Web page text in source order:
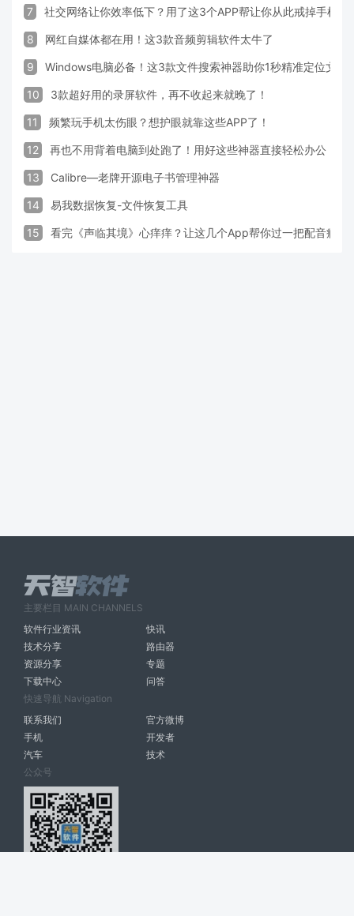
7 社交网络让你效率低下？用了这3个APP帮让你从此戒掉手机！
8 网红自媒体都在用！这3款音频剪辑软件太牛了
9 Windows电脑必备！这3款文件搜索神器助你1秒精准定位文件
10 3款超好用的录屏软件，再不收起来就晚了！
11 频繁玩手机太伤眼？想护眼就靠这些APP了！
12 再也不用背着电脑到处跑了！用好这些神器直接轻松办公
13 Calibre—老牌开源电子书管理神器
14 易我数据恢复-文件恢复工具
15 看完《声临其境》心痒痒？让这几个App帮你过一把配音瘾
主要栏目 MAIN CHANNELS
软件行业资讯
快讯
技术分享
路由器
资源分享
专题
下载中心
问答
快速导航 Navigation
联系我们
官方微博
手机
开发者
汽车
技术
公众号